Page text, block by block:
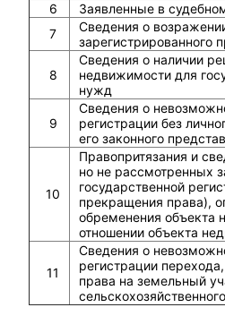
6
Заявленные в
7
Сведения о
зарегистрированного
8
Сведения о наличии
недвижимости для
нужд
9
Сведения о
регистрации без
его законного
10
Правопритязания и
но не рассмотренных
государственной
прекращения права),
обременения объекта
отношении объекта
11
Сведения о
регистрации
права на земельный